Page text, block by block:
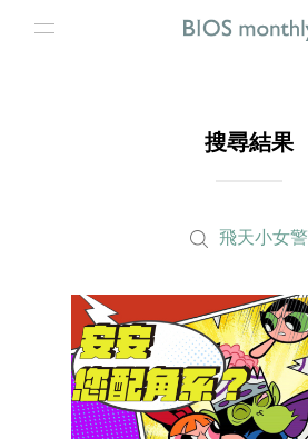
搜尋結果
飛天小女警